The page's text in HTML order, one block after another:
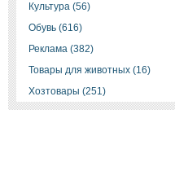
Культура (56)
Обувь (616)
Реклама (382)
Товары для животных (16)
Хозтовары (251)